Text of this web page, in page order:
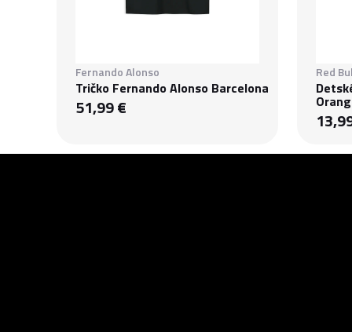
Fernando Alonso
Tričko Fernando Alonso Barcelona
51,99 €
Red